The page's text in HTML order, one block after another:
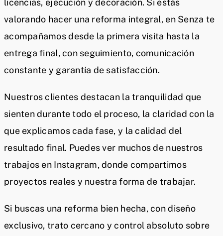
valorando hacer una reforma integral, en Senza te
acompañamos desde la primera visita hasta la
entrega final, con seguimiento, comunicación
constante y garantía de satisfacción.
Nuestros clientes destacan la tranquilidad que
sienten durante todo el proceso, la claridad con la
que explicamos cada fase, y la calidad del
resultado final. Puedes ver muchos de nuestros
trabajos en Instagram, donde compartimos
proyectos reales y nuestra forma de trabajar.
Si buscas una reforma bien hecha, con diseño
exclusivo, trato cercano y control absoluto sobre